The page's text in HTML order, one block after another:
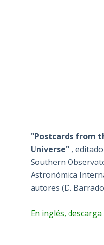
"Postcards from
Universe" ,
Southern
Astronómica
autores (D.
En inglés,